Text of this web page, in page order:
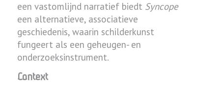
een vastomlijnd narratief biedt Syncope
een alternatieve, associatieve
geschiedenis, waarin schilderkunst
fungeert als een geheugen- en
onderzoeksinstrument.
Context